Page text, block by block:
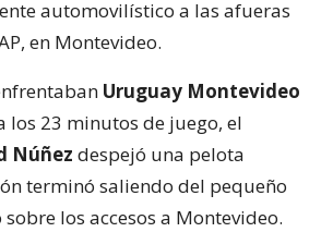
automovilístico a las afueras
en Montevideo.
Uruguay Montevideo
los 23 minutos de juego, el
Núñez despejó una pelota
terminó saliendo del pequeño
los accesos a Montevideo.